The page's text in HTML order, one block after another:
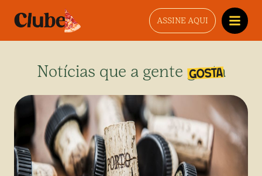
ASSINE AQUI
Notícias que a gente gosta